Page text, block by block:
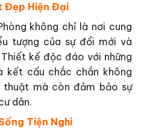
Đẹp Hiện Đại
không chỉ là nơi cung
tượng của sự đổi mới và
kế độc đáo với những
kết cấu chắc chắn không
mà còn đảm bảo sự
dân.
Tiện Nghi